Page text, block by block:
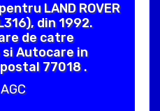
LAND ROVER
din 1992.
de catre
si Autocare in
postal 77018 .